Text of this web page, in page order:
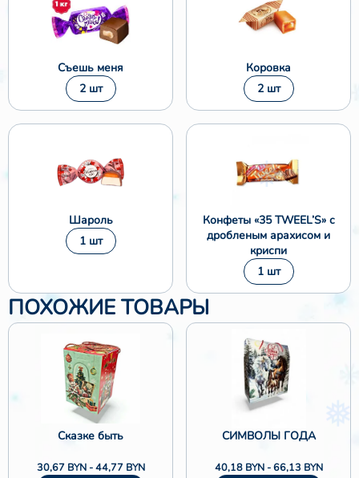
Съешь меня
2 шт
Коровка
2 шт
Шароль
1 шт
Конфеты «35 TWEEL’S» с
дробленым арахисом и
криспи
1 шт
ПОХОЖИЕ ТОВАРЫ
Сказке быть
30,67 BYN -44,77 BYN
СИМВОЛЫ ГОДА
40,18 BYN -66,13 BYN